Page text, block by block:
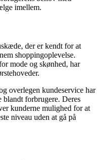
imellem.
der er kendt for at
shoppingoplevelse.
mode og skønhed, har
overlegen kundeservice har
blandt forbrugere. Deres
kunderne mulighed for at
niveau uden at gå på